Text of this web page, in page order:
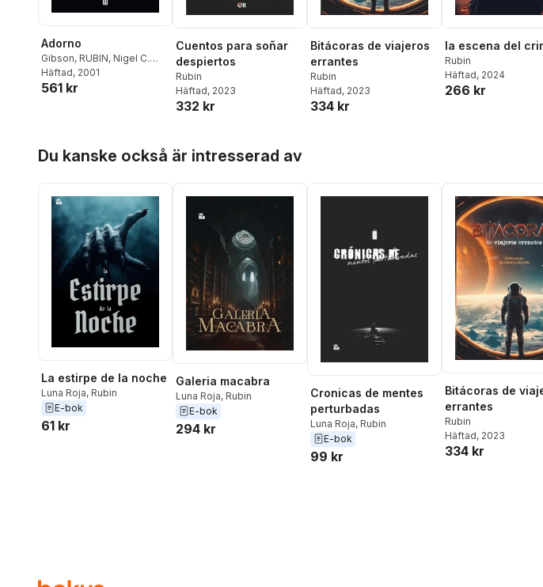
Adorno
Gibson, RUBIN, Nigel C.
Gibson,Andrew Rubin
Häftad, 2001
561 kr
Cuentos para soñar
despiertos
Rubin
Häftad, 2023
332 kr
Bitácoras de viajeros
errantes
Rubin
Häftad, 2023
334 kr
la escena del
Rubin
Häftad, 2024
266 kr
Du kanske också är intresserad av
La estirpe de la noche
Luna Roja, Rubin
E-bok
61 kr
Galeria macabra
Luna Roja, Rubin
E-bok
294 kr
Cronicas de mentes
perturbadas
Luna Roja, Rubin
E-bok
99 kr
Bitácoras de
errantes
Rubin
Häftad, 2023
334 kr